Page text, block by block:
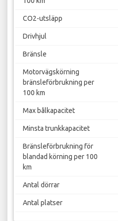
CO2-utsläpp
Drivhjul
Bränsle
Motorvägskörning
bränsleförbrukning per
100 km
Max bålkapacitet
Minsta trunkkapacitet
Bränsleförbrukning för
blandad körning per 100
km
Antal dörrar
Antal platser